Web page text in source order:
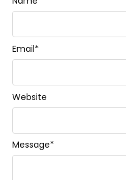
Message*
Email*
Website